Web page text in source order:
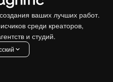
ваших лучших работ.
среди креаторов,
и студий.